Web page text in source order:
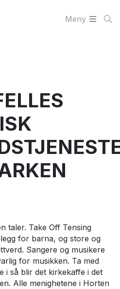
Meny
taler. Take Off Tensing
for barna, og store og
Sangere og musikere
for musikken. Ta med
i så blir det kirkekaffe i det
Alle menighetene i Horten